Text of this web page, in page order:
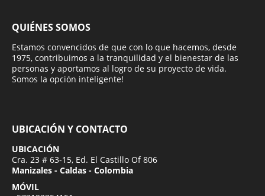
QUIÉNES SOMOS
Estamos convencidos de que con lo que hacemos, desde
1975, contribuimos a la tranquilidad y el bienestar de las
personas y aportamos al logro de su proyecto de vida.
Somos la opción inteligente!
UBICACIÓN Y CONTACTO
UBICACIÓN
Cra. 23 # 63-15, Ed. El Castillo Of 806
Manizales - Caldas - Colombia
MÓVIL